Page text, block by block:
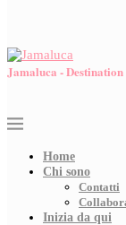
Jamaluca -
Home
Chi sono
Contatti
Inizia da qui